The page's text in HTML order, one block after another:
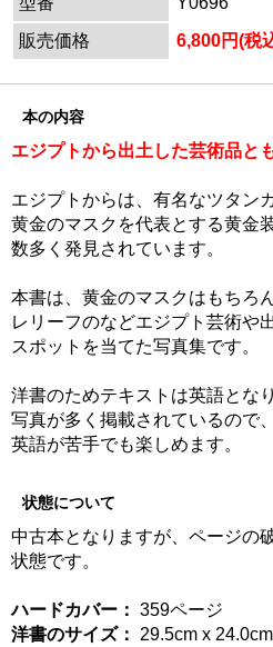
販売価格
6,800円(税
本の内容
エジプトから出土した芸術品と
エジプトからは、有名なツタン
黄金のマスクを代表とする黄金
数多く発見されています。
本書は、黄金のマスクはもちろ
レリーフのなどエジプト芸術や
スポットを当てた写真集です。
洋書のためテキストは英語とな
写真が多く掲載されているので、
英語が苦手でも楽しめます。
状態について
中古本となりますが、ページの
状態です。
ハードカバー： 359ページ
洋書のサイズ：
29.5cm x